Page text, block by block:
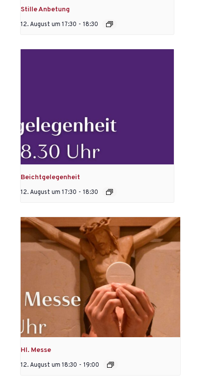
Stille Anbetung
12. August um 17:30 - 18:30
Beichtgelegenheit
12. August um 17:30 - 18:30
Hl. Messe
12. August um 18:30 - 19:00